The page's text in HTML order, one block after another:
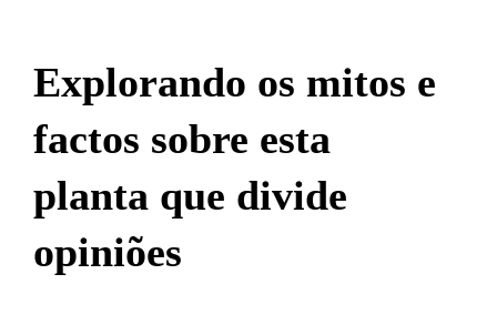
Explorando os mitos e
factos sobre esta
planta que divide
opiniões